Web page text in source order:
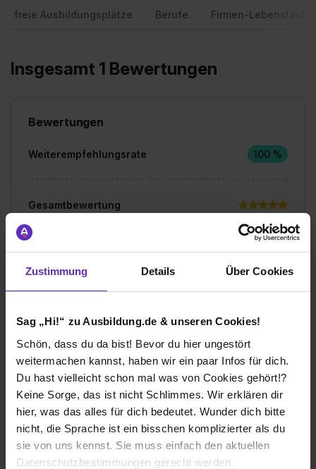
Zustimmung Details Über Cookies
Sag „Hi!“ zu Ausbildung.de & unseren Cookies!
Schön, dass du da bist! Bevor du hier ungestört
weitermachen kannst, haben wir ein paar Infos für dich.
Du hast vielleicht schon mal was von Cookies gehört!?
Keine Sorge, das ist nicht Schlimmes. Wir erklären dir
hier, was das alles für dich bedeutet. Wunder dich bitte
nicht, die Sprache ist ein bisschen komplizierter als du
sie von uns kennst. Sie muss einfach den aktuellen
Datenschutzbestimmungen gerecht werden.
freie Ausbildungsplätze Berufe Firmen-Lebenslauf
Insgesamt 1 Bewertungen
Ich würde diese Firma
weiterempfehlen!
Bewertungen
Weiterempfehlungsrate 100 %
Gesamtbewertung
Aufgaben & Lernerfolg
Spaßfaktor & Atmosphäre